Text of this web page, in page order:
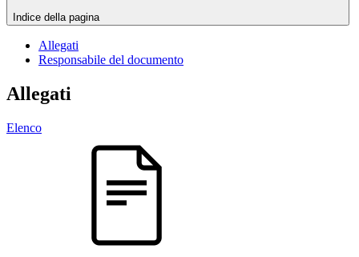
Indice della pagina
Allegati
Responsabile del documento
Allegati
Elenco